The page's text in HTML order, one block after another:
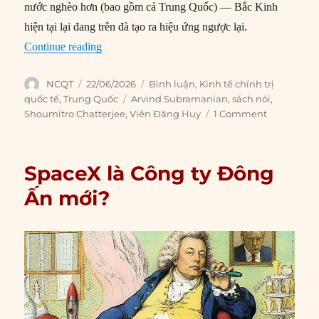
nước nghèo hơn (bao gồm cả Trung Quốc) — Bắc Kinh
hiện tại lại đang trên đà tạo ra hiệu ứng ngược lại.
Continue reading“Chiến lược xuất khẩu của Bắc Kinh đang kìm
Author
NCQT
Posted
on
22/06/2026 Categories
Bình luận, Kinh tế chính trị
quốc tế,Trung Quốc Tags
Arvind Subramanian,sách nói,
Shoumitro Chatterjee,Viên Đăng Huy 1 Comment
SpaceX là Công ty Đông
Ấn mới?